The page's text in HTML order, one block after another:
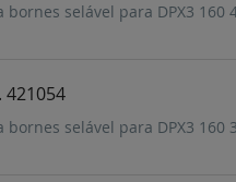
bornes selável para DPX3
421054
bornes selável para DPX3